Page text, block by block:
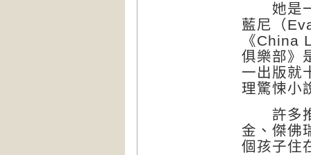
她是一
藍尼（
《China
俱樂部》
一出版就
理驚悚小
許多推
金、傑佛
個孩子住